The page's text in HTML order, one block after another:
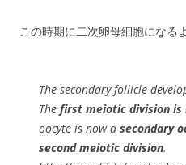
この時期に二次卵母細胞になる
The secondary follicle
The first meiotic division is
oocyte is now a secondary
second meiotic division.